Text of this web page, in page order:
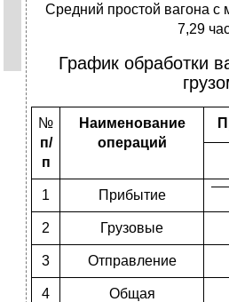
Средний простой вагона с
7,29
График обработки
№
п/
п
Наименование
операций
1 Прибытие
2 Грузовые
3 Отправление
4
Общая